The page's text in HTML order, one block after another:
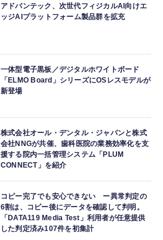
アドバンテック、次世代フィジカルAI向けエ
ッジAIプラットフォーム製品群を拡充
一体型電子黒板／デジタルホワイトボード
「ELMO Board」シリーズにOSレスモデルが
新登場
株式会社オール・デンタル・ジャパンと株式
会社NNGが共催、歯科医院の業務効率化を支
援する院内一括管理システム「PLUM
CONNECT」を紹介
コピー完了でも安心できない ー異常判定の
6割は、コピー後にデータを確認して判明。
「DATA119 Media Test」利用者が任意提供
した判定済み107件を初集計